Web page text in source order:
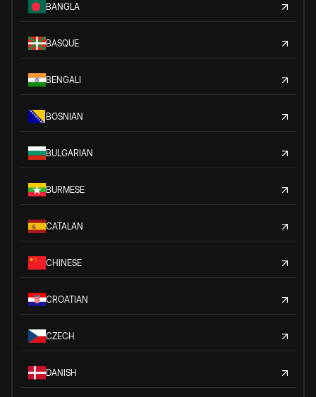
BANGLA
BASQUE
BENGALI
BOSNIAN
BULGARIAN
BURMESE
CATALAN
CHINESE
CROATIAN
CZECH
DANISH